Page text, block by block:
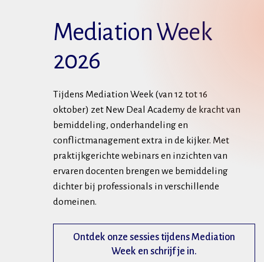
Mediation Week
2026
Tijdens Mediation Week (van 12 tot 16
oktober) zet New Deal Academy de kracht van
bemiddeling, onderhandeling en
conflictmanagement extra in de kijker. Met
praktijkgerichte webinars en inzichten van
ervaren docenten brengen we bemiddeling
dichter bij professionals in verschillende
domeinen.
Ontdek onze sessies tijdens Mediation
Week en schrijf je in.